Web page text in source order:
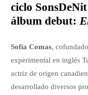
ciclo
álbum debut:
Sofía Comas,
experimental en inglés
actriz de origen
desarrollado diversos